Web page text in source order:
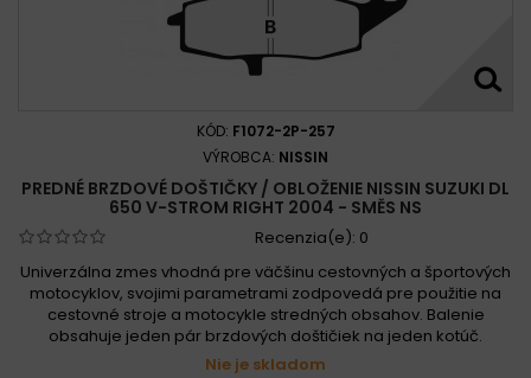
KÓD: F1072-2P-257
VÝROBCA: NISSIN
PREDNÉ BRZDOVÉ DOŠTIČKY / OBLOŽENIE NISSIN SUZUKI DL
650 V-STROM RIGHT 2004 - SMĚS NS
Recenzia(e): 0
Univerzálna zmes vhodná pre väčšinu cestovných a športových
motocyklov, svojimi parametrami zodpovedá pre použitie na
cestovné stroje a motocykle stredných obsahov. Balenie
obsahuje jeden pár brzdových doštičiek na jeden kotúč.
Nie je skladom